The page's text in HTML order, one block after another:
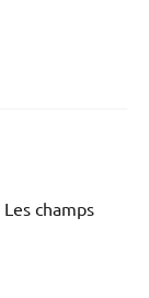
Les champs